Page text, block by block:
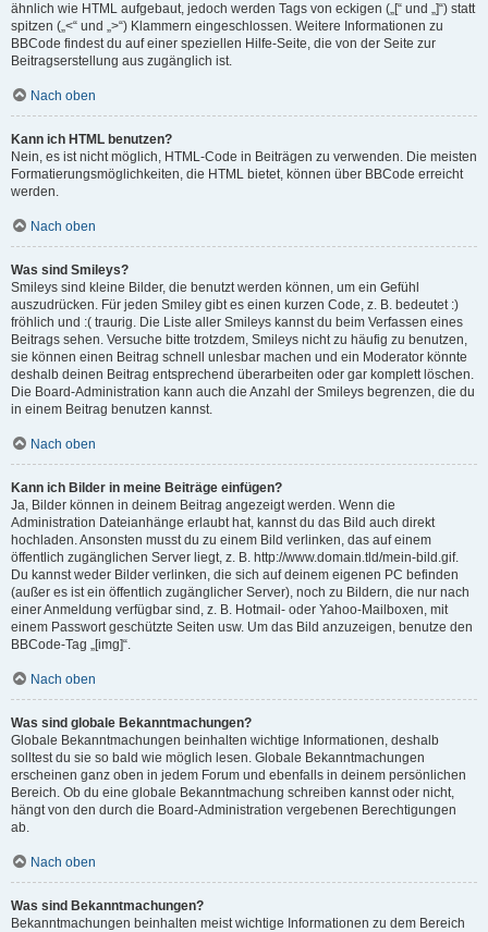
ähnlich wie HTML aufgebaut, jedoch werden Tags von eckigen („[“ und „]“) statt
spitzen („<“ und „>“) Klammern eingeschlossen. Weitere Informationen zu
BBCode findest du auf einer speziellen Hilfe-Seite, die von der Seite zur
Beitragserstellung aus zugänglich ist.
Nach oben
Kann ich HTML benutzen?
Nein, es ist nicht möglich, HTML-Code in Beiträgen zu verwenden. Die meisten
Formatierungsmöglichkeiten, die HTML bietet, können über BBCode erreicht
werden.
Nach oben
Was sind Smileys?
Smileys sind kleine Bilder, die benutzt werden können, um ein Gefühl
auszudrücken. Für jeden Smiley gibt es einen kurzen Code, z. B. bedeutet :)
fröhlich und :( traurig. Die Liste aller Smileys kannst du beim Verfassen eines
Beitrags sehen. Versuche bitte trotzdem, Smileys nicht zu häufig zu benutzen,
sie können einen Beitrag schnell unlesbar machen und ein Moderator könnte
deshalb deinen Beitrag entsprechend überarbeiten oder gar komplett löschen.
Die Board-Administration kann auch die Anzahl der Smileys begrenzen, die du
in einem Beitrag benutzen kannst.
Nach oben
Kann ich Bilder in meine Beiträge einfügen?
Ja, Bilder können in deinem Beitrag angezeigt werden. Wenn die
Administration Dateianhänge erlaubt hat, kannst du das Bild auch direkt
hochladen. Ansonsten musst du zu einem Bild verlinken, das auf einem
öffentlich zugänglichen Server liegt, z. B. http://www.domain.tld/mein-bild.gif.
Du kannst weder Bilder verlinken, die sich auf deinem eigenen PC befinden
(außer es ist ein öffentlich zugänglicher Server), noch zu Bildern, die nur nach
einer Anmeldung verfügbar sind, z. B. Hotmail- oder Yahoo-Mailboxen, mit
einem Passwort geschützte Seiten usw. Um das Bild anzuzeigen, benutze den
BBCode-Tag „[img]“.
Nach oben
Was sind globale Bekanntmachungen?
Globale Bekanntmachungen beinhalten wichtige Informationen, deshalb
solltest du sie so bald wie möglich lesen. Globale Bekanntmachungen
erscheinen ganz oben in jedem Forum und ebenfalls in deinem persönlichen
Bereich. Ob du eine globale Bekanntmachung schreiben kannst oder nicht,
hängt von den durch die Board-Administration vergebenen Berechtigungen
ab.
Nach oben
Was sind Bekanntmachungen?
Bekanntmachungen beinhalten meist wichtige Informationen zu dem Bereich